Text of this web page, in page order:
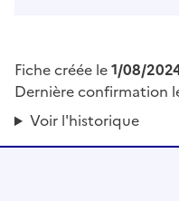
Fiche créée le1/08/
Dernière confirmation
Voir l'historique